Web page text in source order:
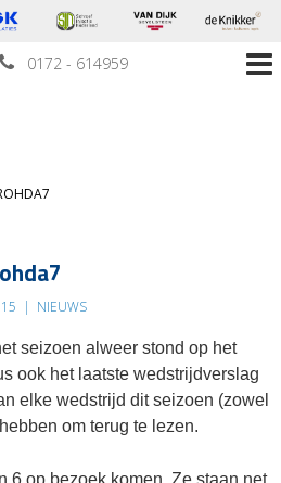
0172 - 614959
| NIEUWS
seizoen alweer stond op het
ook het laatste wedstrijdverslag
elke wedstrijd dit seizoen (zowel
om terug te lezen.